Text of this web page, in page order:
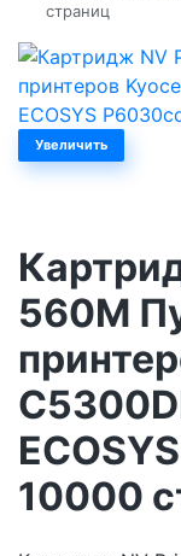
страниц
Увеличить
560M
10000